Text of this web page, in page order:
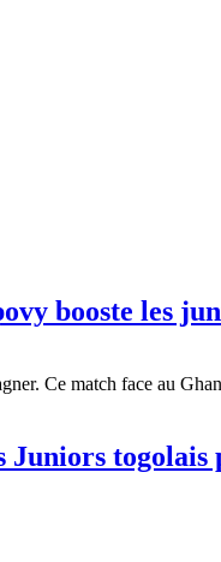
booste les
Ce match face au
Juniors